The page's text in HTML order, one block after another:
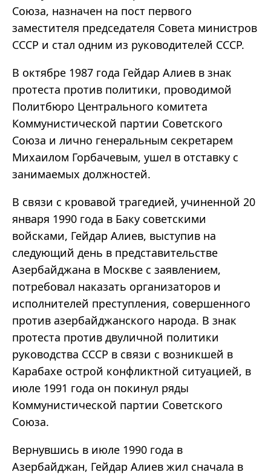
Союза, назначен на пост первого
заместителя председателя Совета министров
СССР и стал одним из руководителей СССР.
В октябре 1987 года Гейдар Алиев в знак
протеста против политики, проводимой
Политбюро Центрального комитета
Коммунистической партии Советского
Союза и лично генеральным секретарем
Михаилом Горбачевым, ушел в отставку с
занимаемых должностей.
В связи с кровавой трагедией, учиненной 20
января 1990 года в Баку советскими
войсками, Гейдар Алиев, выступив на
следующий день в представительстве
Азербайджана в Москве с заявлением,
потребовал наказать организаторов и
исполнителей преступления, совершенного
против азербайджанского народа. В знак
протеста против двуличной политики
руководства СССР в связи с возникшей в
Карабахе острой конфликтной ситуацией, в
июле 1991 года он покинул ряды
Коммунистической партии Советского
Союза.
Вернувшись в июле 1990 года в
Азербайджан, Гейдар Алиев жил сначала в